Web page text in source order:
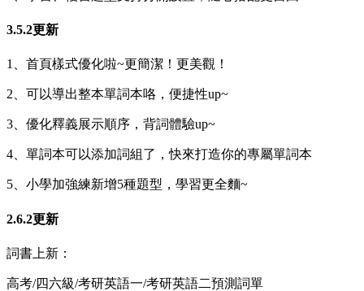
3.5.2更新
1、首頁樣式優化啦~更簡潔！更美觀！
2、可以導出整本單詞本咯，便捷性up~
3、優化釋義展示順序，背詞體驗up~
4、單詞本可以添加詞組了，快來打造你的專屬單詞本
5、小學加強練新增5種題型，學習更全麵~
2.6.2更新
詞書上新：
高考/四六級/考研英語一/考研英語二預測詞單